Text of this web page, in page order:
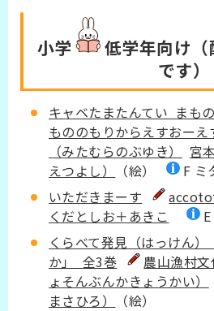
小学 低学年向け
です）
キャベたまたんてい まも
もののもりからえすおーえ
（みたむらのぶゆき）
宮
えつよし）
（絵）
F ミ
いただきまーす
くだとしお＋あきこ
くらべて発見（はっけん
か」 全3巻
農山漁村
ょそんぶんかきょうかい）
まさひろ）
（絵）